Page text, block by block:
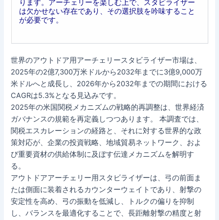
ります。アーチェリーを楽しむ上で、スタビライザー
は欠かせない存在であり、その選択肢を吟味すること
が必要です。
世界のアウトドア用アーチェリースタビライザー市場は、
2025年の2億7,300万米ドルから2032年までに3億9,000万
米ドルへと成長し、2026年から2032年までの期間における
CAGRは5.3%となる見込みです。
2025年の米国関税メカニズムの戦略的再調整は、世界経済
ガバナンスの規範を再定義しつつあります。 本調査では、
関税エスカレーションの経路と、それに対する世界的な政
策対応が、企業の投資戦略、地域貿易ネットワーク、およ
び重要資材の供給体制に及ぼす伝達メカニズムを解明す
る。
アウトドアアーチェリー用スタビライザーは、弓の前面ま
たは側面に装着されるカウンターウェイトであり、射撃の
安定性を高め、弓の振動を低減し、トルクの偏りを抑制
し、バランスを最適化することで、長距離射撃の精度と射